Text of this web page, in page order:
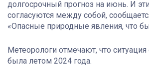
долгосрочный прогноз на июнь. И
согласуются между собой,
«Опасные природные явления, что
Метеорологи отмечают, что ситуация
была летом 2024 года.